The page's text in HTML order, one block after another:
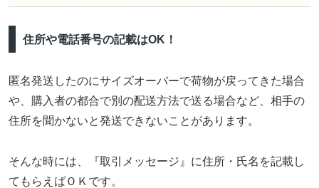
住所や電話番号の記載はOK！
匿名発送したのにサイズオーバーで荷物が戻ってきた場合
や、購入者の都合で別の配送方法で送る場合など、相手の
住所を聞かないと発送できないことがあります。
そんな時には、『取引メッセージ』に住所・氏名を記載し
てもらえばＯＫです。